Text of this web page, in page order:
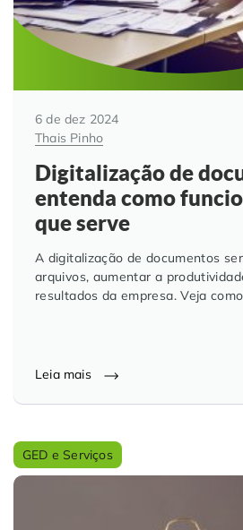
6 de dez 2024
Thais Pinho
Digitalização de
entenda como
que serve
A digitalização de documentos
arquivos, aumentar a
resultados da empresa. Veja
Leia mais
GED e Serviços